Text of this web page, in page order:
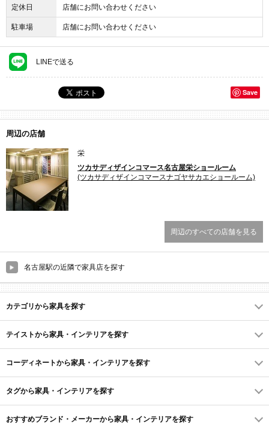
定休日 店舗にお問い合わせください
駐車場 店舗にお問い合わせください
LINEで送る
Save
周辺の店舗
栄
ツカサディザインコマース名古屋栄ショールーム
(ツカサディザインコマースナゴヤサカエショールーム)
周辺のすべての店舗を見る
名古屋駅の近隣で家具店を探す
カテゴリから家具を探す
テイストから家具・インテリアを探す
コーディネートから家具・インテリアを探す
タグから家具・インテリアを探す
おすすめブランド・メーカーから家具・インテリアを探す